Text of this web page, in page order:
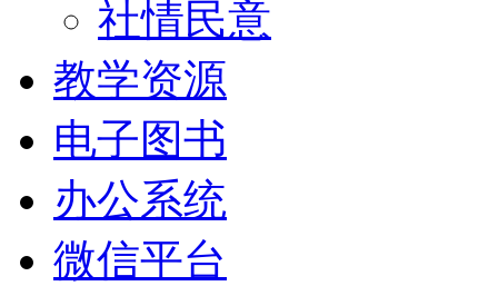
社情民意
教学资源
电子图书
办公系统
微信平台